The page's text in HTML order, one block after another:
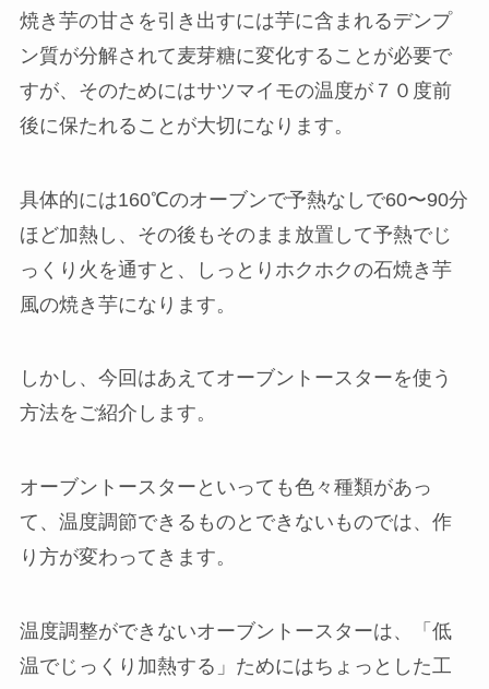
焼き芋の甘さを引き出すには芋に含まれるデンプ
ン質が分解されて麦芽糖に変化することが必要で
すが、そのためにはサツマイモの温度が７０度前
後に保たれることが大切になります。
具体的には160℃のオーブンで予熱なしで60〜90分
ほど加熱し、その後もそのまま放置して予熱でじ
っくり火を通すと、しっとりホクホクの石焼き芋
風の焼き芋になります。
しかし、今回はあえてオーブントースターを使う
方法をご紹介します。
オーブントースターといっても色々種類があっ
て、温度調節できるものとできないものでは、作
り方が変わってきます。
温度調整ができないオーブントースターは、「低
温でじっくり加熱する」ためにはちょっとした工